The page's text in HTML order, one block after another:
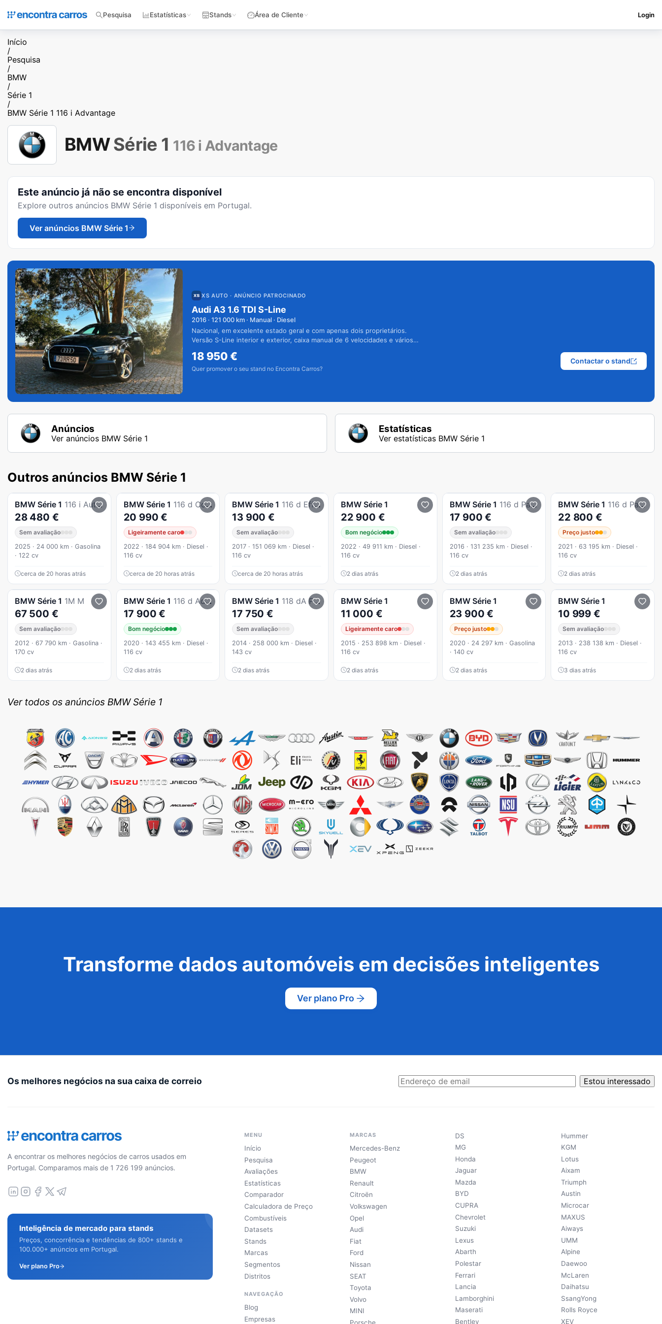
Pesquisa Estatísticas Stands Área de Cliente Login
Início
/
Pesquisa
/
BMW
/
Série 1
/
BMW Série 1 116 i Advantage
BMWSérie 1 116 i Advantage
Este anúncio já não se encontra disponível
Explore outros anúncios BMW Série 1 disponíveis em Portugal.
Ver anúncios BMW Série 1
XS AUTO · ANÚNCIO PATROCINADO
Audi A3 1.6 TDI S-Line
2016 · 121 000 km · Manual · Diesel
Nacional, em excelente estado geral e com apenas dois proprietários.
Versão S-Line interior e exterior, caixa manual de 6 velocidades e vários
18 950€
Quer promover o seu stand no Encontra Carros?
Contactar o stand
Anúncios
Ver anúncios BMW Série 1
Estatísticas
Ver estatísticas BMW Série 1
Outros anúncios BMW Série 1
BMW Série 1 116 i Auto Standard
28 480 €
Sem avaliação
2025 · 24 000 km · Gasolina
· 122 cv
cerca de 20 horas atrás
BMW Série 1 116 d Corporate Edition
20 990 €
Ligeiramente caro
2022 · 184 904 km · Diesel ·
116 cv
cerca de 20 horas atrás
BMW Série 1 116 d EfficientDynamics Line Sport
13 900 €
Sem avaliação
2017 · 151 069 km · Diesel ·
116 cv
cerca de 20 horas atrás
BMW Série 1
22 900 €
Bom negócio
2022 · 49 911 km · Diesel ·
116 cv
2 dias atrás
BMW Série 1 116 d Pack M Auto
17 900 €
Sem avaliação
2016 · 131 235 km · Diesel ·
116 cv
2 dias atrás
BMW Série 1 116 d Pack M
22 800 €
Preço justo
2021 · 63 195 km · Diesel ·
116 cv
2 dias atrás
BMW Série 1 1M M
67 500 €
Sem avaliação
2012 · 67 790 km · Gasolina ·
170 cv
2 dias atrás
BMW Série 1 116 d Advantage
17 900 €
Bom negócio
2020 · 143 455 km · Diesel ·
116 cv
2 dias atrás
BMW Série 1 118 dA Pack M
17 750 €
Sem avaliação
2014 · 258 000 km · Diesel ·
143 cv
2 dias atrás
BMW Série 1
11 000 €
Ligeiramente caro
2015 · 253 898 km · Diesel ·
116 cv
2 dias atrás
BMW Série 1
23 900 €
Preço justo
2020 · 24 297 km · Gasolina
· 140 cv
2 dias atrás
BMW Série 1
10 999 €
Sem avaliação
2013 · 238 138 km · Diesel ·
116 cv
3 dias atrás
Ver todos os anúncios BMW Série 1
Transforme dados automóveis em decisões inteligentes
Ver plano Pro
Os melhores negócios na sua caixa de correio Estou interessado
A encontrar os melhores negócios de carros usados em
Portugal. Comparamos mais de 1 726 199 anúncios.
Inteligência de mercado para stands
Preços, concorrência e tendências de 800+ stands e
100.000+ anúncios em Portugal.
Ver plano Pro
MENU
Início
Pesquisa
Avaliações
Estatísticas
Comparador
Calculadora de Preço
Combustíveis
Datasets
Stands
Marcas
Segmentos
Distritos
NAVEGAÇÃO
Blog
Empresas
MARCAS
Mercedes-Benz
Peugeot
BMW
Renault
Citroën
Volkswagen
Opel
Audi
Fiat
Ford
Nissan
SEAT
Toyota
Volvo
MINI
DS
MG
Honda
Jaguar
Mazda
BYD
CUPRA
Chevrolet
Suzuki
Lexus
Abarth
Polestar
Ferrari
Lancia
Lamborghini
Maserati
Bentley
Hummer
KGM
Lotus
Aixam
Triumph
Austin
Microcar
MAXUS
Aiways
UMM
Alpine
Daewoo
McLaren
Daihatsu
SsangYong
Rolls Royce
XEV